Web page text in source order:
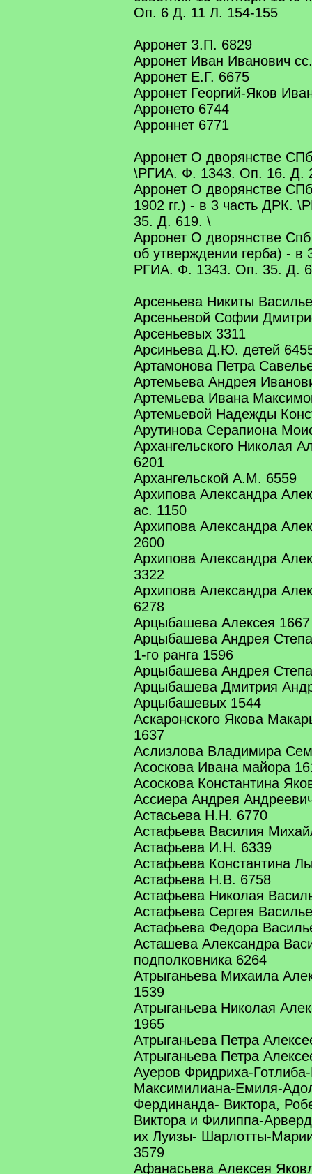
Оп. 6 Д. 11 Л. 154-155
Арронет З.П. 6829
Арронет Иван Иванович
Арронет Е.Г. 6675
Арронет Георгий-Яков
Арронето 6744
Арроннет 6771
Арронет О дворянстве
\РГИА. Ф. 1343. Оп. 16. Д.
Арронет О дворянстве
1902 гг.) - в 3 часть ДРК.
35. Д. 619. \
Арронет О дворянстве Спб
об утверждении герба) - в
РГИА. Ф. 1343. Оп. 35. Д.
Арсеньева Никиты
Арсеньевой Софии
Арсеньевых 3311
Арсиньева Д.Ю. детей
Артамонова Петра
Артемьева Андрея
Артемьева Ивана
Артемьевой Надежды
Арутинова Серапиона
Архангельского Николая
6201
Архангельской А.М. 6559
Архипова Александра
ас. 1150
Архипова Александра
2600
Архипова Александра
3322
Архипова Александра
6278
Арцыбашева Алексея 1667
Арцыбашева Андрея
1-го ранга 1596
Арцыбашева Андрея
Арцыбашева Дмитрия
Арцыбашевых 1544
Аскаронского Якова
1637
Аслизлова Владимира
Асоскова Ивана майора
Асоскова Константина
Ассиера Андрея
Астасьева Н.Н. 6770
Астафьева Василия
Астафьева И.Н. 6339
Астафьева Константина
Астафьева Н.В. 6758
Астафьева Николая
Астафьева Сергея
Астафьева Федора
Асташева Александра
подполковника 6264
Атрыганьева Михаила
1539
Атрыганьева Николая
1965
Атрыганьева Петра
Атрыганьева Петра
Ауеров Фридриха-
Максимилиана-Емиля-
Фердинанда- Виктора,
Виктора и Филиппа-
их Луизы- Шарлотты-
3579
Афанасьева Алексея